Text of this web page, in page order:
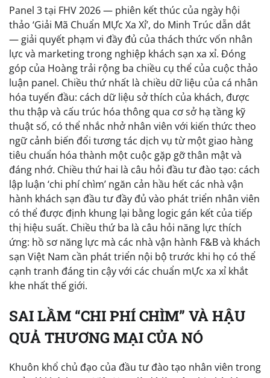
Panel 3 tại FHV 2026 — phiên kết thúc của ngày hội
thảo ‘Giải Mã Chuẩn MỰc Xa Xỉ’, do Minh Trúc dẫn dắt
— giải quyết phạm vi đầy đủ của thách thức vốn nhân
lực và marketing trong nghiệp khách sạn xa xỉ. Đóng
góp của Hoàng trải rộng ba chiều cụ thể của cuộc thảo
luận panel. Chiều thứ nhất là chiều dữ liệu của cá nhân
hóa tuyến đầu: cách dữ liệu sở thích của khách, được
thu thập và cấu trúc hóa thông qua cơ sở hạ tầng kỹ
thuật số, có thể nhắc nhở nhân viên với kiến thức theo
ngữ cảnh biến đổi tương tác dịch vụ từ một giao hàng
tiêu chuẩn hóa thành một cuộc gặp gỡ thân mật và
đáng nhớ. Chiều thứ hai là câu hỏi đầu tư đào tạo: cách
lập luận ‘chi phí chìm’ ngăn cản hầu hết các nhà vận
hành khách sạn đầu tư đầy đủ vào phát triển nhân viên
có thể được định khung lại bằng logic gán kết của tiếp
thị hiệu suất. Chiều thứ ba là câu hỏi năng lực thích
ứng: hồ sơ năng lực mà các nhà vận hành F&B và khách
sạn Việt Nam cần phát triển nội bộ trước khi họ có thể
cạnh tranh đáng tin cậy với các chuẩn mỰc xa xỉ khắt
khe nhất thế giới.
SAI LẦM “CHI PHÍ CHÌM” VÀ HẬU
QUẢ THƯƠNG MẠI CỦA NÓ
Khuôn khổ chủ đạo của đầu tư đào tạo nhân viên trong